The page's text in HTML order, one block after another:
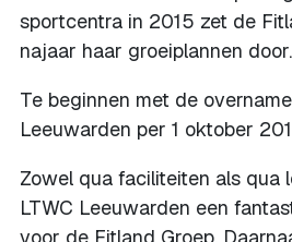
sportcentra in 2015 zet de
najaar haar groeiplannen door.
Te beginnen met de
Leeuwarden per 1 oktober
Zowel qua faciliteiten als qua
LTWC Leeuwarden een